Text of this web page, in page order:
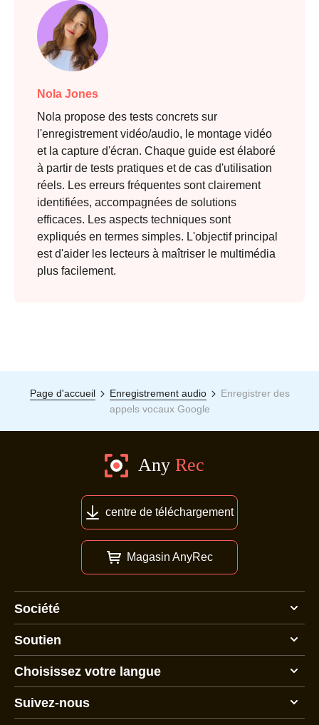
Nola Jones
Nola propose des tests concrets sur
l'enregistrement vidéo/audio, le montage vidéo
et la capture d'écran. Chaque guide est élaboré
à partir de tests pratiques et de cas d'utilisation
réels. Les erreurs fréquentes sont clairement
identifiées, accompagnées de solutions
efficaces. Les aspects techniques sont
expliqués en termes simples. L'objectif principal
est d'aider les lecteurs à maîtriser le multimédia
plus facilement.
Page d'accueil Enregistrement audio
Enregistrer des
appels vocaux Google
centre de téléchargement
Magasin AnyRec
Société
Soutien
Choisissez votre langue
Suivez-nous